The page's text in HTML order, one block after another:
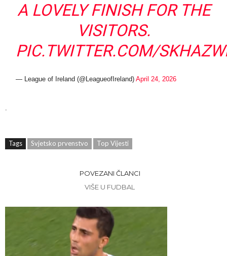
A LOVELY FINISH FOR THE
VISITORS.
PIC.TWITTER.COM/
— League of Ireland (@LeagueofIreland)April 24, 2026
.
Tags Svjetsko prvenstvo Top Vijesti
POVEZANI ČLANCI
VIŠE U FUDBAL